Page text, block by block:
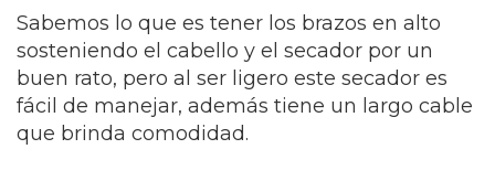
Sabemos lo que es tener los brazos en alto
sosteniendo el cabello y el secador por un
buen rato, pero al ser ligero este secador es
fácil de manejar, además tiene un largo cable
que brinda comodidad.